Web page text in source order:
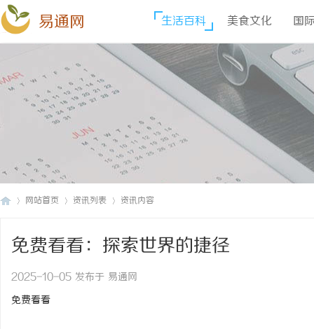
易通网 生活百科 美食文化 国
网站首页 资讯列表 资讯内容
免费看看：探索世界的捷径
2025-10-05 发布于 易通网
免费看看